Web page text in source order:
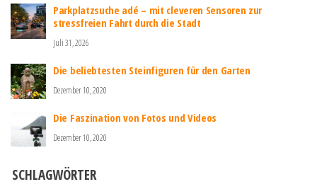
Parkplatzsuche adé – mit cleveren Sensoren zur
stressfreien Fahrt durch die Stadt
Juli 31, 2026
Die beliebtesten Steinfiguren für den Garten
Dezember 10, 2020
Die Faszination von Fotos und Videos
Dezember 10, 2020
SCHLAGWÖRTER